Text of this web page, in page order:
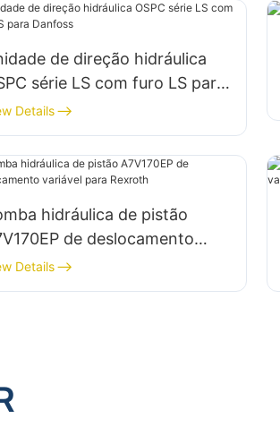
de direção hidráulica
série LS com furo LS para
Details
hidráulica de pistão
de deslocamento
para Rexroth
Details